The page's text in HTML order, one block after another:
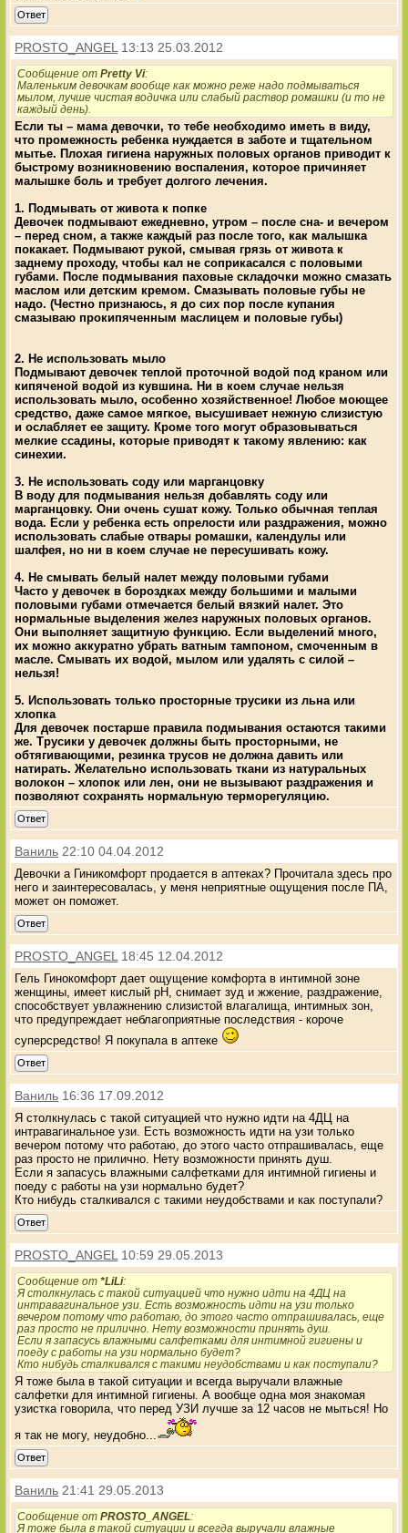
Ответ
PROSTO_ANGEL 13:13 25.03.2012
Сообщение отPretty Vi:
Маленьким девочкам вообще как можно реже надо подмываться
мылом, лучше чистая водичка или слабый раствор ромашки (и то не
каждый день).
Если ты – мама девочки, то тебе необходимо иметь в виду,
что промежность ребенка нуждается в заботе и тщательном
мытье. Плохая гигиена наружных половых органов приводит к
быстрому возникновению воспаления, которое причиняет
малышке боль и требует долгого лечения.
1. Подмывать от живота к попке
Девочек подмывают ежедневно, утром – после сна- и вечером
– перед сном, а также каждый раз после того, как малышка
покакает. Подмывают рукой, смывая грязь от живота к
заднему проходу, чтобы кал не соприкасался с половыми
губами. После подмывания паховые складочки можно смазать
маслом или детским кремом. Смазывать половые губы не
надо. (Честно признаюсь, я до сих пор после купания
смазываю прокипяченным маслицем и половые губы)
2. Не использовать мыло
Подмывают девочек теплой проточной водой под краном или
кипяченой водой из кувшина. Ни в коем случае нельзя
использовать мыло, особенно хозяйственное! Любое моющее
средство, даже самое мягкое, высушивает нежную слизистую
и ослабляет ее защиту. Кроме того могут образовываться
мелкие ссадины, которые приводят к такому явлению: как
синехии.
3. Не использовать соду или марганцовку
В воду для подмывания нельзя добавлять соду или
марганцовку. Они очень сушат кожу. Только обычная теплая
вода. Если у ребенка есть опрелости или раздражения, можно
использовать слабые отвары ромашки, календулы или
шалфея, но ни в коем случае не пересушивать кожу.
4. Не смывать белый налет между половыми губами
Часто у девочек в бороздках между большими и малыми
половыми губами отмечается белый вязкий налет. Это
нормальные выделения желез наружных половых органов.
Они выполняет защитную функцию. Если выделений много,
их можно аккуратно убрать ватным тампоном, смоченным в
масле. Смывать их водой, мылом или удалять с силой –
нельзя!
5. Использовать только просторные трусики из льна или
хлопка
Для девочек постарше правила подмывания остаются такими
же. Трусики у девочек должны быть просторными, не
обтягивающими, резинка трусов не должна давить или
натирать. Желательно использовать ткани из натуральных
волокон – хлопок или лен, они не вызывают раздражения и
позволяют сохранять нормальную терморегуляцию.
Ответ
Ваниль 22:10 04.04.2012
Девочки а Гиникомфорт продается в аптеках? Прочитала здесь про
него и заинтересовалась, у меня неприятные ощущения после ПА,
может он поможет.
Ответ
PROSTO_ANGEL 18:45 12.04.2012
Гель Гинокомфорт дает ощущение комфорта в интимной зоне
женщины, имеет кислый pH, снимает зуд и жжение, раздражение,
способствует увлажнению слизистой влагалища, интимных зон,
что предупреждает неблагоприятные последствия - короче
суперсредство! Я покупала в аптеке
Ответ
Ваниль 16:36 17.09.2012
Я столкнулась с такой ситуацией что нужно идти на 4ДЦ на
интравагинальное узи. Есть возможность идти на узи только
вечером потому что работаю, до этого часто отпрашивалась, еще
раз просто не прилично. Нету возможности принять душ.
Если я запасусь влажными салфетками для интимной гигиены и
поеду с работы на узи нормально будет?
Кто нибудь сталкивался с такими неудобствами и как поступали?
Ответ
PROSTO_ANGEL 10:59 29.05.2013
Сообщение от*LiLi:
Я столкнулась с такой ситуацией что нужно идти на 4ДЦ на
интравагинальное узи. Есть возможность идти на узи только
вечером потому что работаю, до этого часто отпрашивалась, еще
раз просто не прилично. Нету возможности принять душ.
Если я запасусь влажными салфетками для интимной гигиены и
поеду с работы на узи нормально будет?
Кто нибудь сталкивался с такими неудобствами и как поступали?
Я тоже была в такой ситуации и всегда выручали влажные
салфетки для интимной гигиены. А вообще одна моя знакомая
узистка говорила, что перед УЗИ лучше за 12 часов не мыться! Но
я так не могу, неудобно...
Ответ
Ваниль 21:41 29.05.2013
Сообщение отPROSTO_ANGEL :
Я тоже была в такой ситуации и всегда выручали влажные